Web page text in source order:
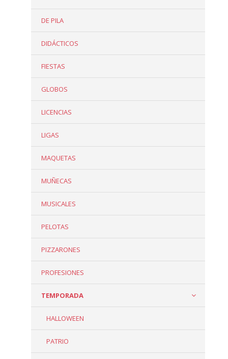
DE PILA
DIDÁCTICOS
FIESTAS
GLOBOS
LICENCIAS
LIGAS
MAQUETAS
MUÑECAS
MUSICALES
PELOTAS
PIZZARONES
PROFESIONES
TEMPORADA
HALLOWEEN
PATRIO